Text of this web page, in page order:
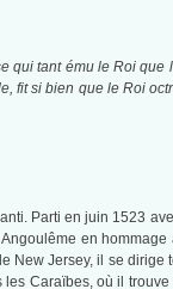
qui tant ému le Roi
fit si bien que le Roi
Parti en juin 1523
en
Jersey, il se dirige
Caraïbes, où il